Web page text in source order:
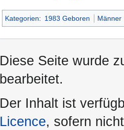
Kategorien: 1983 Geboren Männer
Diese Seite wurde
bearbeitet.
Der Inhalt ist
Licence, sofern